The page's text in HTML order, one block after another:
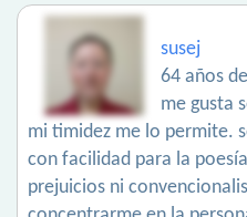
susej
64 años
me gusta
mi timidez me lo permite.
con facilidad para la
prejuicios ni